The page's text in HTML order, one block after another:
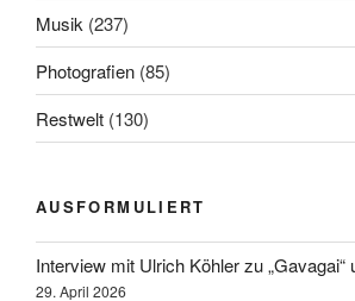
Musik (237)
Photografien (85)
Restwelt (130)
AUSFORMULIERT
Interview mit Ulrich Köhler zu „Gavagai“
29. April 2026